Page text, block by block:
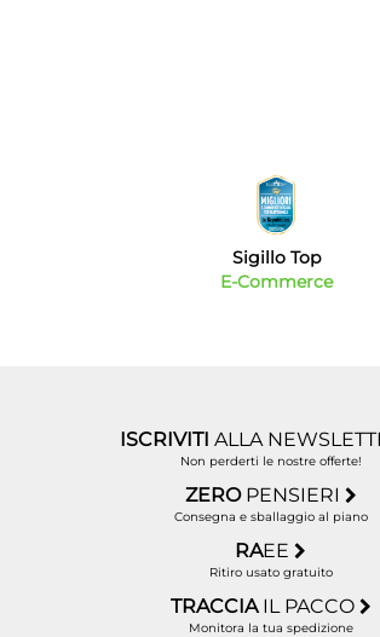
Sigillo Top
E-Commerce
ISCRIVITIALLA
Non perderti le nostre offerte!
ZERO PENSIERI
Consegna e sballaggio al piano
RAEE
Ritiro usato gratuito
TRACCIA IL PACCO
Monitora la tua spedizione